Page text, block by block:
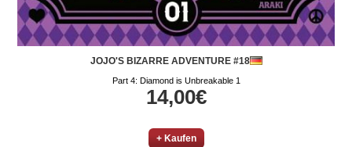
JOJO'S BIZARRE ADVENTURE #18
Part 4: Diamond is Unbreakable 1
14,00€
+ Kaufen